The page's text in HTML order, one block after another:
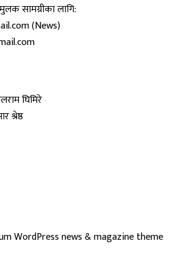
सामग्रीका लागि:
(News)
घिमिरे
WordPress news & magazine theme